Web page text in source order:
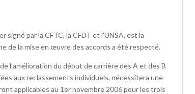
par la CFTC, la CFDT et l’UNSA, est la
de la mise en œuvre des accords a été respecté.
l’amélioration du début de carrière des A et des B
aux reclassements individuels, nécessitera une
applicables au 1er novembre 2006 pour les trois